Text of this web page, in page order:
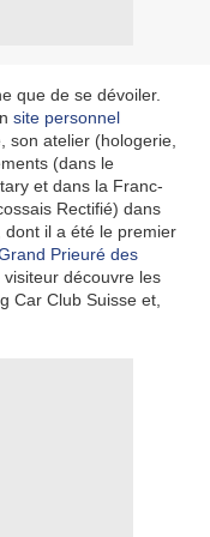
que de se dévoiler.
site personnel
son atelier (hologerie,
(dans le
et dans la Franc-
Rectifié) dans
dont il a été le premier
Prieuré des
visiteur découvre les
Car Club Suisse et,